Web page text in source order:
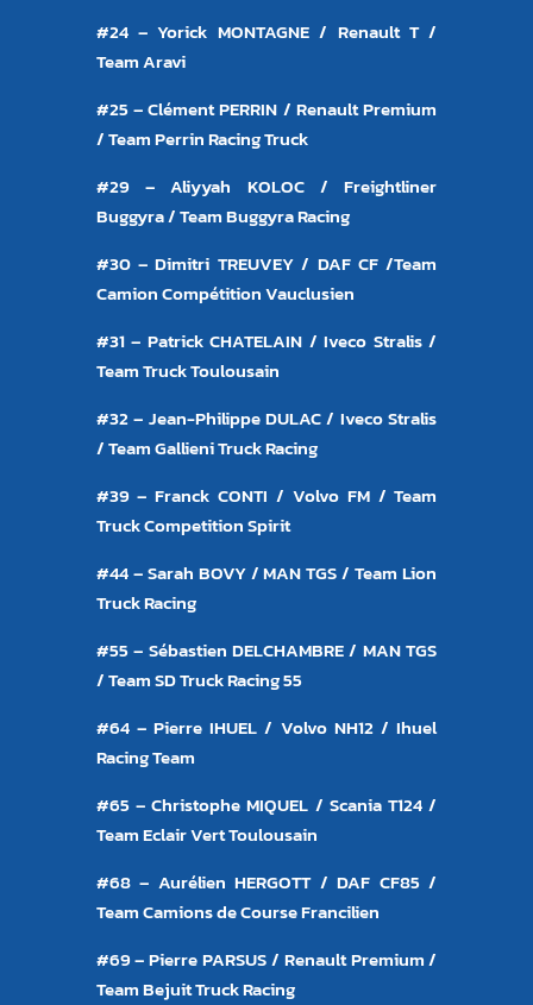
#24 – Yorick MONTAGNE / Renault T /
Team Aravi
#25 – Clément PERRIN / Renault Premium
/ Team Perrin Racing Truck
#29 – Aliyyah KOLOC / Freightliner
Buggyra / Team Buggyra Racing
#30 – Dimitri TREUVEY / DAF CF /Team
Camion Compétition Vauclusien
#31 – Patrick CHATELAIN / Iveco Stralis /
Team Truck Toulousain
#32 – Jean-Philippe DULAC / Iveco Stralis
/ Team Gallieni Truck Racing
#39 – Franck CONTI / Volvo FM / Team
Truck Competition Spirit
#44 – Sarah BOVY / MAN TGS / Team Lion
Truck Racing
#55 – Sébastien DELCHAMBRE / MAN TGS
/ Team SD Truck Racing 55
#64 – Pierre IHUEL / Volvo NH12 / Ihuel
Racing Team
#65 – Christophe MIQUEL / Scania T124 /
Team Eclair Vert Toulousain
#68 – Aurélien HERGOTT / DAF CF85 /
Team Camions de Course Francilien
#69 – Pierre PARSUS / Renault Premium /
Team Bejuit Truck Racing